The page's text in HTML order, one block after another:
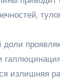
излишняя